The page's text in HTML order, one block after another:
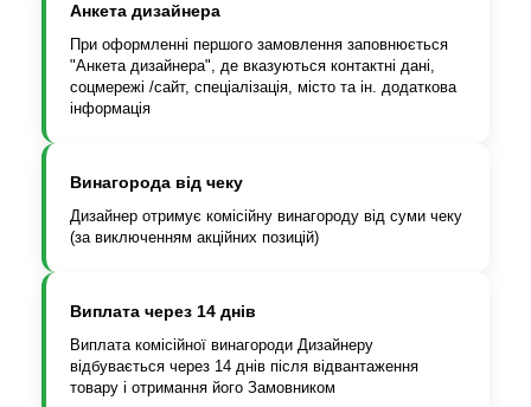
Анкета дизайнера
При оформленні першого замовлення заповнюється
"Анкета дизайнера", де вказуються контактні дані,
соцмережі /сайт, спеціалізація, місто та ін. додаткова
інформація
Винагорода від чеку
Дизайнер отримує комісійну винагороду від суми чеку
(за виключенням акційних позицій)
Виплата через 14 днів
Виплата комісійної винагороди Дизайнеру
відбувається через 14 днів після відвантаження
товару і отримання його Замовником